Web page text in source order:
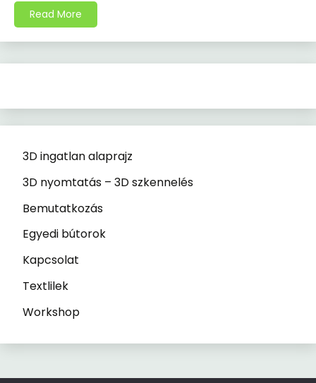
Read More
3D ingatlan alaprajz
3D nyomtatás – 3D szkennelés
Bemutatkozás
Egyedi bútorok
Kapcsolat
Textlilek
Workshop